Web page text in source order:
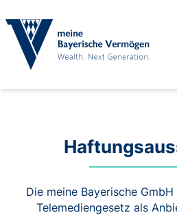
Die meine Bayerische
Telemediengesetz als